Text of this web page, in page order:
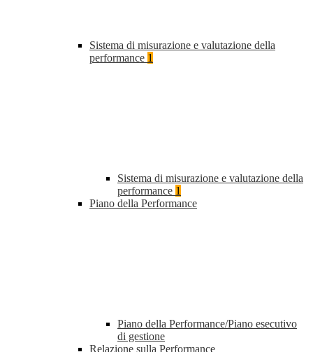
Sistema di misurazione e valutazione della
performance 1
Sistema di misurazione e valutazione della
performance 1
Piano della Performance
Piano della Performance/Piano esecutivo
di gestione
Relazione sulla Performance